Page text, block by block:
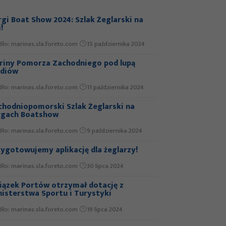
SEJK Pogoń 24 września 2020
wyspy na Zalewie Szczecińskim
Radio Szczecin / marinas.sla.foreto.com
23
2020
Kotwic dla
Głos Szczeciński 21 września 2020
jest – nowe wydanie Locji
marinas.sla.foreto.com 10 września 2020
Ponad 50 załóg na starcie w
24 czerwca 2020
Boat Show 2024: Szlak Żeglarski na
marinas.sla.foreto.com 15 października 2024
Pomorza Zachodniego pod lupą
marinas.sla.foreto.com 11 października 2024
Szlak Żeglarski na
Boatshow
marinas.sla.foreto.com 9 października 2024
aplikację dla żeglarzy!
marinas.sla.foreto.com 30 lipca 2024
Portów otrzymał dotację z
Sportu i Turystyki
marinas.sla.foreto.com 19 lipca 2024